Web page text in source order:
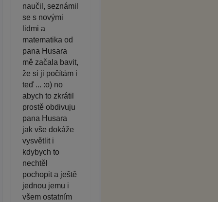
naučil, seznámil
se s novými
lidmi a
matematika od
pana Husara
mě začala bavit,
že si ji počítám i
teď ... :o) no
abych to zkrátil
prostě obdivuju
pana Husara
jak vše dokáže
vysvětlit i
kdybych to
nechtěl
pochopit a ještě
jednou jemu i
všem ostatním